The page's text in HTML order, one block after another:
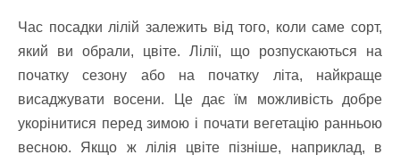
Час посадки лілій залежить від того, коли саме сорт,
який ви обрали, цвіте. Лілії, що розпускаються на
початку сезону або на початку літа, найкраще
висаджувати восени. Це дає їм можливість добре
укорінитися перед зимою і почати вегетацію ранньою
весною. Якщо ж лілія цвіте пізніше, наприклад, в